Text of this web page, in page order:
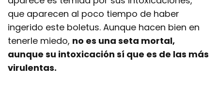
que aparecen al poco tiempo de haber
ingerido este boletus. Aunque hacen bien en
tenerle miedo, no es una seta mortal,
aunque su intoxicación sí que es de las más
virulentas.